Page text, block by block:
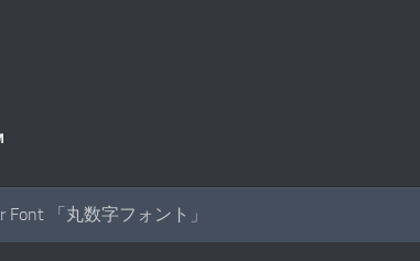
Font 「丸数字フォント」